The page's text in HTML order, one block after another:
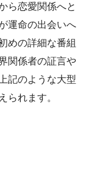
ら恋愛関係へと
運命の出会いへ
めの詳細な番組
関係者の証言や
記のような大型
られます。